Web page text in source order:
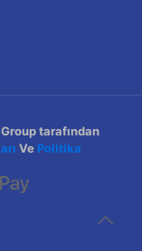
tarafından
Ve Politika